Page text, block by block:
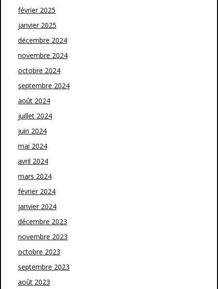
février 2025
janvier 2025
décembre 2024
novembre 2024
octobre 2024
septembre 2024
août 2024
juillet 2024
juin 2024
mai 2024
avril 2024
mars 2024
février 2024
janvier 2024
décembre 2023
novembre 2023
octobre 2023
septembre 2023
août 2023